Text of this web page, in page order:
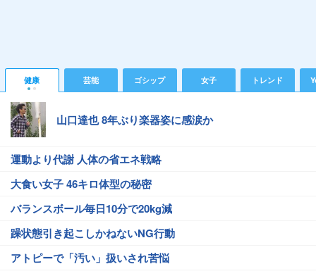
健康 芸能 ゴシップ 女子 トレンド
山口達也 8年ぶり楽器姿に感涙か
運動より代謝 人体の省エネ戦略
大食い女子 46キロ体型の秘密
バランスボール毎日10分で20kg減
躁状態引き起こしかねないNG行動
アトピーで「汚い」扱いされ苦悩